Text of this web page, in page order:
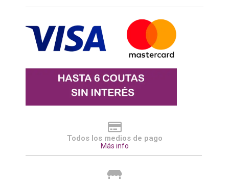
Todos los medios de pago
Más info